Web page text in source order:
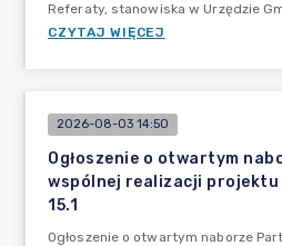
Referaty, stanowiska w Urzędzie
CZYTAJ WIĘCEJ
2026-08-03 14:50
Ogłoszenie o otwartym
wspólnej realizacji projektu
15.1
Ogłoszenie o otwartym naborze